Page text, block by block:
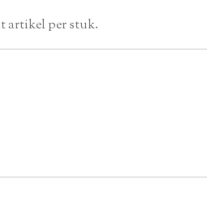
artikel per stuk.